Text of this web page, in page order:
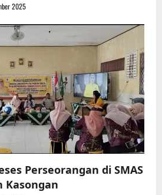
2025
Perseorangan di SMAS
Kasongan